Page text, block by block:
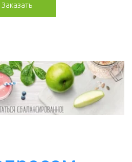
Заказать